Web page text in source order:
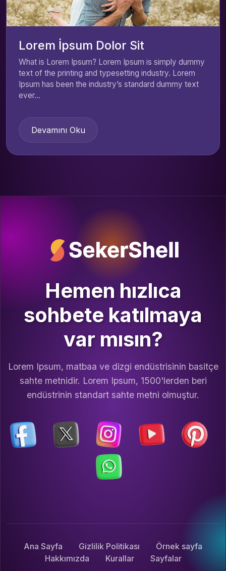
Lorem İpsum Dolor Sit
What is Lorem Ipsum? Lorem Ipsum is simply dummy
text of the printing and typesetting industry. Lorem
Ipsum has been the industry’s standard dummy text
ever...
Devamını Oku
Hemen hızlıca
sohbete katılmaya
var mısın?
Lorem Ipsum, matbaa ve dizgi endüstrisinin basitçe
sahte metnidir. Lorem Ipsum, 1500'lerden beri
endüstrinin standart sahte metni olmuştur.
Ana Sayfa Gizlilik Politikası
Örnek sayfa
Hakkımızda
Kurallar Sayfalar